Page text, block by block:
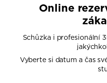
Online
Schůzka i profesionální
Vyberte si datum a čas